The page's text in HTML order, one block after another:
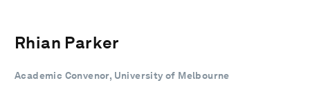
Rhian Parker
Academic Convenor, University of Melbourne